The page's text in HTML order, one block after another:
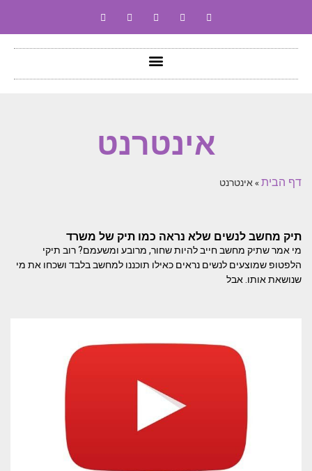
אינטרנט
דף הבית»אינטרנט
תיק מחשב לנשים שלא נראה כמו תיק של משרד
מי אמר שתיק מחשב חייב להיות שחור, מרובע ומשעמם? רוב תיקי
הלפטופ שמוצעים לנשים נראים כאילו תוכננו למחשב בלבד ושכחו את מי
שנושאת אותו. אבל